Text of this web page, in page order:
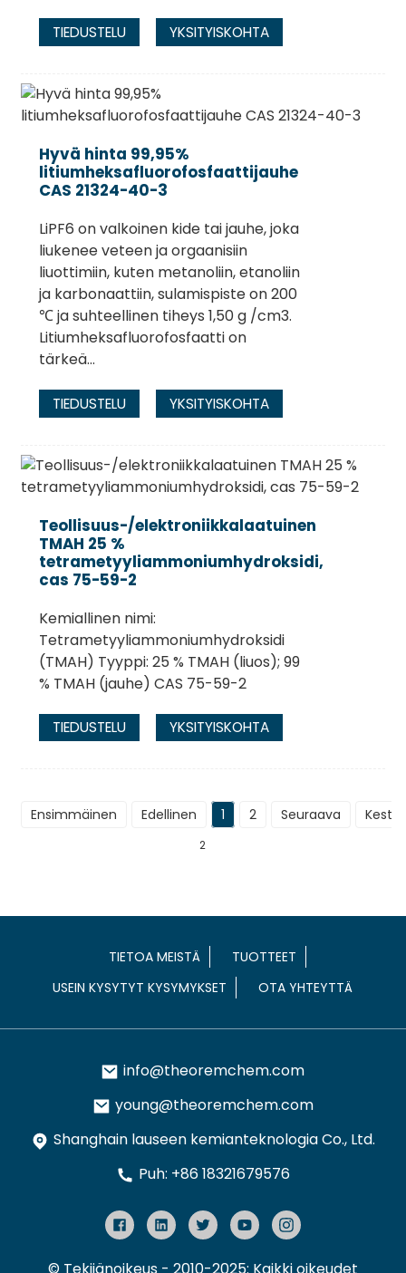
TIEDUSTELU YKSITYISKOHTA
Hyvä hinta 99,95%
litiumheksafluorofosfaattijauhe
CAS 21324-40-3
LiPF6 on valkoinen kide tai jauhe, joka
liukenee veteen ja orgaanisiin
liuottimiin, kuten metanoliin, etanoliin
ja karbonaattiin, sulamispiste on 200
℃ ja suhteellinen tiheys 1,50 g /cm3.
Litiumheksafluorofosfaatti on
tärkeä...
TIEDUSTELU YKSITYISKOHTA
Teollisuus-/elektroniikkalaatuinen
TMAH 25 %
tetrametyyliammoniumhydroksidi,
cas 75-59-2
Kemiallinen nimi:
Tetrametyyliammoniumhydroksidi
(TMAH) Tyyppi: 25 % TMAH (liuos); 99
% TMAH (jauhe) CAS 75-59-2
TIEDUSTELU YKSITYISKOHTA
Ensimmäinen Edellinen 1 2 Seuraava
2
TIETOA MEISTÄ
TUOTTEET
USEIN KYSYTYT KYSYMYKSET
OTA YHTEYTTÄ
info@theoremchem.com
young@theoremchem.com
Shanghain lauseen kemianteknologia Co., Ltd.
Puh: +86 18321679576